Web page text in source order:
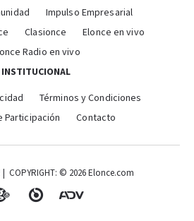
Impulso Empresarial
Clasionce
Elonce en vivo
Radio en vivo
INSTITUCIONAL
Términos y Condiciones
Participación
Contacto
| COPYRIGHT: © 2026 Elonce.com